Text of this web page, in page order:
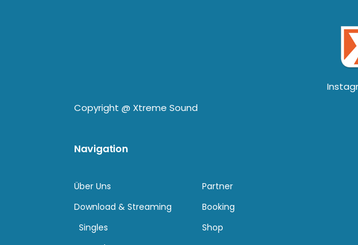
Copyright @ Xtreme Sound
Navigation
Über Uns
Download & Streaming
Singles
Partner
Booking
Shop